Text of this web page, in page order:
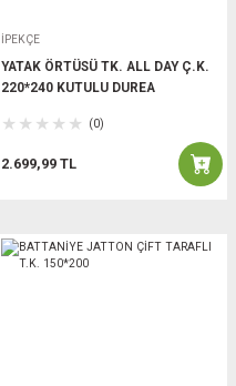
İPEKÇE
YATAK ÖRTÜSÜ TK. ALL DAY Ç.K.
220*240 KUTULU DUREA
(0)
2.699,99 TL